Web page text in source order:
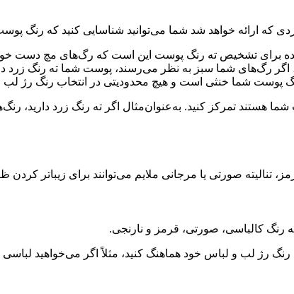
که ارائه خواهد شد شما می‌توانید شناسایی کنید که رنگ
برای تشخیص ته رنگ پوست این است که رگ‌های مچ دست
رگ‌های شما سبز به نظر می‌رسند، پوست شما ته رنگ
پوست شما خنثی است و هیچ محدودیتی در انتخاب رنگ رژ لب
هستند تمرکز کنید. به‌عنوان‌مثال اگر ته رنگ زرد دارید،
صورتی یا مرجانی ملایم می‌توانند برای زیباتر کردن
رنگ کالباسی، صورتی، قرمز و نارنجی.
رنگ رژ لب و لباس خود هماهنگ کنید، مثلاً اگر می‌خواهید